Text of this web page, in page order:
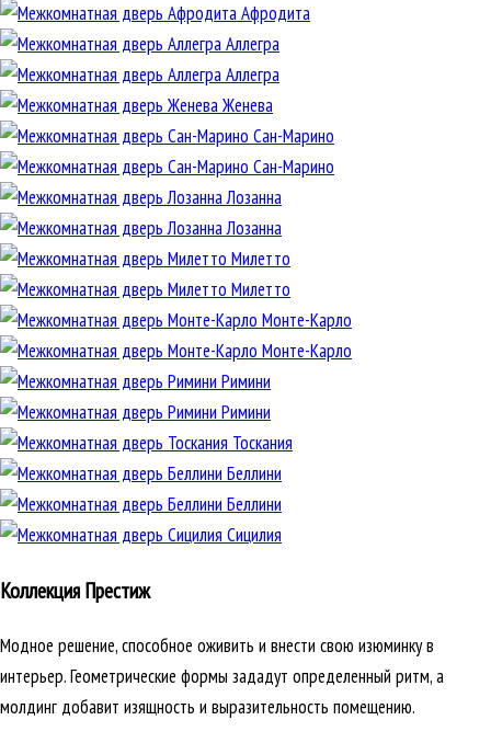
Афродита
Аллегра
Аллегра
Женева
Сан-Марино
Сан-Марино
Лозанна
Лозанна
Милетто
Милетто
Монте-Карло
Монте-Карло
Римини
Римини
Тоскания
Беллини
Беллини
Сицилия
Коллекция Престиж
Модное решение, способное оживить и внести свою изюминку в
интерьер. Геометрические формы зададут определенный ритм, а
молдинг добавит изящность и выразительность помещению.